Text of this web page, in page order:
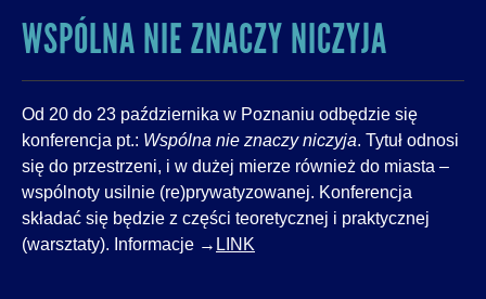
WSPÓLNA NIE ZNACZY NICZYJA
Od 20 do 23 października w Poznaniu odbędzie się
konferencja pt.: Wspólna nie znaczy niczyja. Tytuł odnosi
się do przestrzeni, i w dużej mierze również do miasta –
wspólnoty usilnie (re)prywatyzowanej. Konferencja
składać się będzie z części teoretycznej i praktycznej
(warsztaty). Informacje → LINK